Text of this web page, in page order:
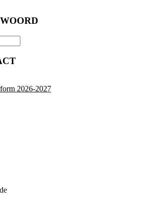
2026-2027